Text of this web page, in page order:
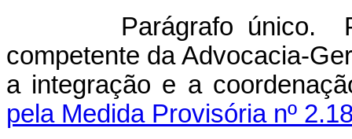
Parágrafo único.
competente da Advocacia-
a integração e a
pela Medida Provisória nº